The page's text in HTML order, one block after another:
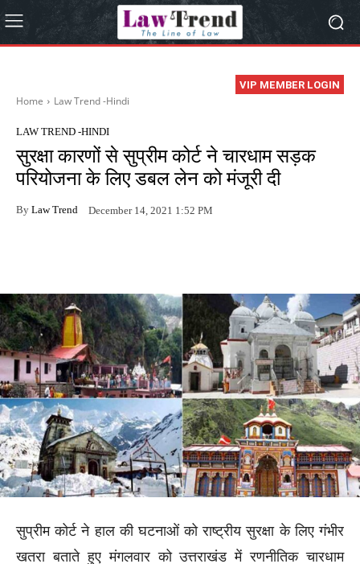
VIP MEMBER LOGIN
Home Law Trend -Hindi
LAW TREND -HINDI
सुरक्षा कारणों से सुप्रीम कोर्ट ने चारधाम सड़क
परियोजना के लिए डबल लेन को मंजूरी दी
By Law Trend December 14, 2021 1:52 PM
सुप्रीम कोर्ट ने हाल की घटनाओं को राष्ट्रीय सुरक्षा के लिए गंभीर
खतरा बताते हुए मंगलवार को उत्तराखंड में रणनीतिक चारधाम